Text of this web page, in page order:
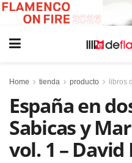
Home tienda producto libros
España en
Sabicas y
vol. 1 – David